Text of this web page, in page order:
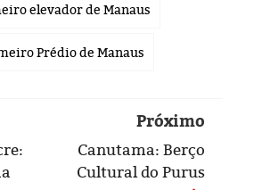
elevador de Manaus
Prédio de Manaus
Próximo
Canutama: Berço
Cultural do Purus